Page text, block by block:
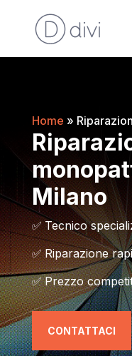
Home »
Milano
✅Tecnico
✅Riparazione
✅Prezzo
CONTATTACI